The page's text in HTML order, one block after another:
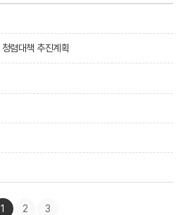
렴대책 추진계획
1 2 3